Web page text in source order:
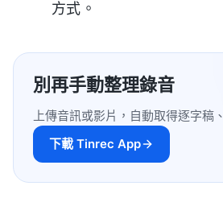
方式。
別再手動整理錄音
上傳音訊或影片，自動取得逐字稿
下載 Tinrec App